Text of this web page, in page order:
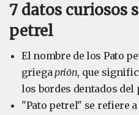
7 datos curiosos
petrel
El nombre de los Pato
griegapriōn, que
los bordes dentados del
"Pato petrel" se refiere